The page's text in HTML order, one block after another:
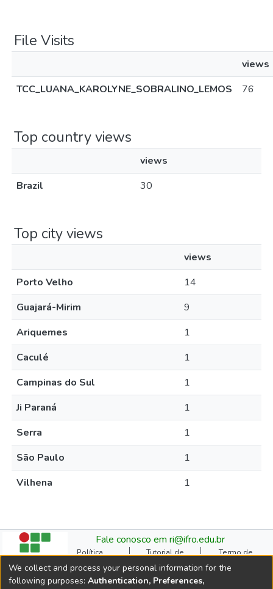
File Visits
views
TCC_LUANA_KAROLYNE_SOBRALINO_LEMOS
76
Top country views
views
Brazil
30
Top city views
views
Porto Velho
14
Guajará-Mirim
9
Ariquemes
1
Caculé
1
Campinas do Sul
1
Ji Paraná
1
Serra
1
São Paulo
1
Vilhena
1
Fale conosco em ri@ifro.edu.br
Política
Institucional do RI
Tutorial de
Submissão
Termo de
Autorização
Manual do TCC
Cookie
Ficha Estatísticas de
We collect and process your personal information for the
following purposes: Authentication, Preferences,